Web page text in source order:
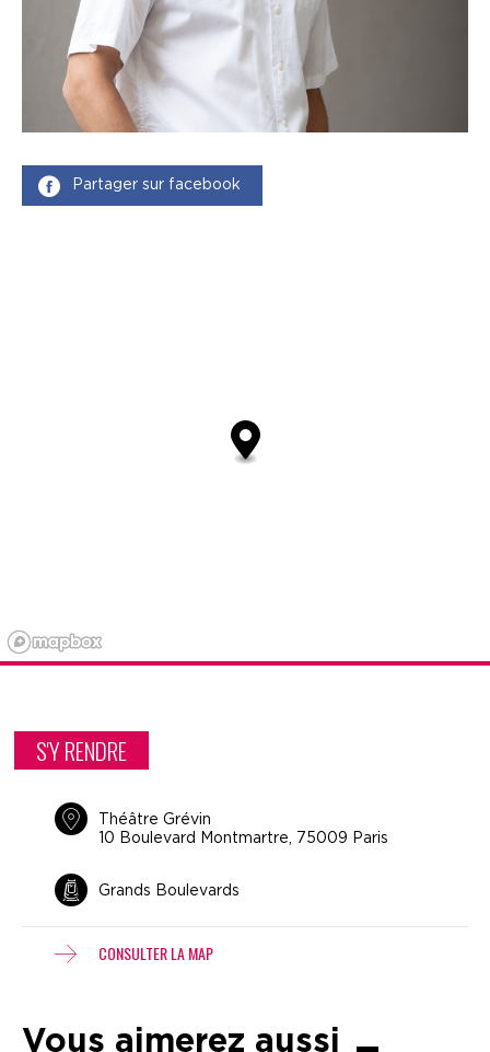
Partager sur facebook
S'Y RENDRE
Théâtre Grévin
10 Boulevard Montmartre, 75009 Paris
Grands Boulevards
CONSULTER LA MAP
Vous aimerez aussi